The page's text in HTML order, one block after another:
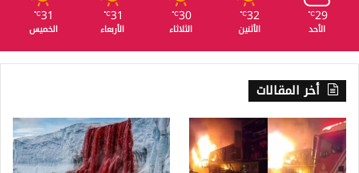
29
℃
الأحد
32
℃
الأثنين
30
℃
الثلاثاء
31
℃
الأربعاء
31
℃
الخميس
أخر المقالات